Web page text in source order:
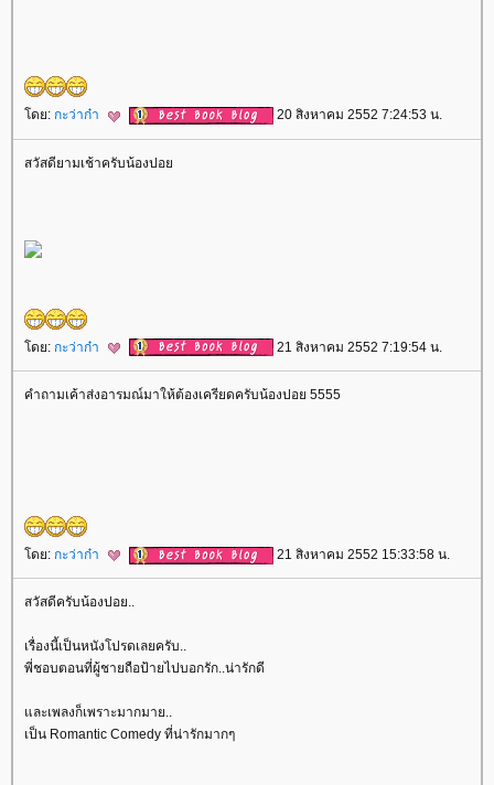
ดย: กะว่าก๋า 20 สิงหาคม 2552 7:24:53 น.
สวัสดียามเช้าครับน้องปอ
ดย: กะว่าก๋า 21 สิงหาคม 2552 7:19:54 น.
คำถามเค้าส่งอารมณ์มาให้ต้องเครียดครับน้องปอย 5555
ดย: กะว่าก๋า 21 สิงหาคม 2552 15:33:58 น.
สวัสดีครับน้องปอย..
เรื่องนี้เป็นหนังโปรดเลยครับ..
พี่ชอบตอนที่ผู้ชายถือป้ายไปบอกรัก..น่ารักดี
ละเพลงก็เพราะมากมาย..
เป็น Romantic Comedy ที่น่ารักมากๆ